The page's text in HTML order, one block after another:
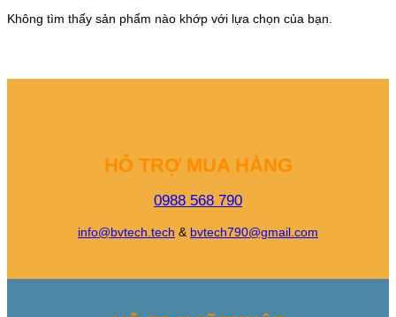
Không tìm thấy sản phẩm nào khớp với lựa chọn của bạn.
HỖ TRỢ MUA HÀNG
0988 568 790
info@bvtech.tech & bvtech790@gmail.com